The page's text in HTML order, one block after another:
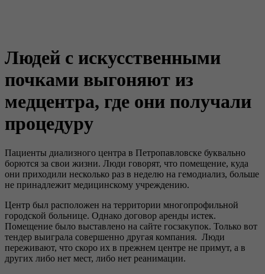
Людей с искусственными
почками выгоняют из
медцентра, где они получали
процедуру
Пациенты диализного центра в Петропавловске буквально
борются за свои жизни. Люди говорят, что помещение, куда
они приходили несколько раз в неделю на гемодиализ, больше
не принадлежит медицинскому учреждению.
Центр был расположен на территории многопрофильной
городской больнице. Однако договор аренды истек.
Помещение было выставлено на сайте госзакупок. Только вот
тендер выиграла совершенно другая компания. Люди
переживают, что скоро их в прежнем центре не примут, а в
других либо нет мест, либо нет реанимации.